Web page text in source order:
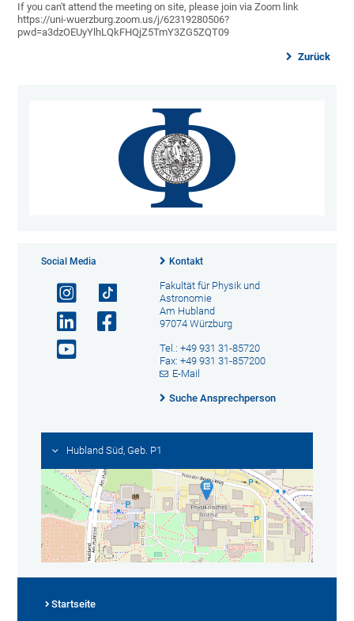
If you can't attend the meeting on site, please join via Zoom link
https://uni-wuerzburg.zoom.us/j/62319280506?
pwd=a3dzOEUyYlhLQkFHQjZ5TmY3ZG5ZQT09
Zurück
Social Media Kontakt
Fakultät für Physik und
Astronomie
Am Hubland
97074 Würzburg
Tel.: +49 931 31-85720
Fax: +49 931 31-857200
E-Mail
Suche Ansprechperson
Hubland Süd, Geb. P1
Startseite